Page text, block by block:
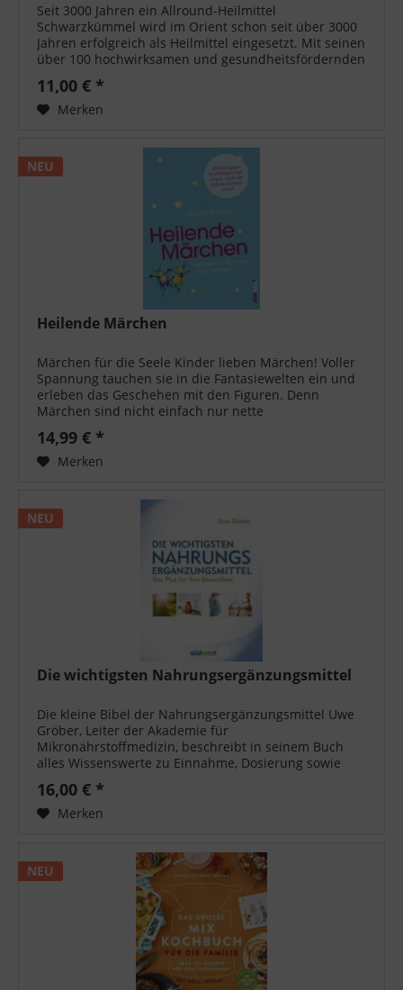
Seit 3000 Jahren ein Allround-Heilmittel
Schwarzkümmel wird im Orient schon seit über 3000
Jahren erfolgreich als Heilmittel eingesetzt. Mit seinen
über 100 hochwirksamen und gesundheitsfördernden
11,00 € *
Merken
NEU
Heilende Märchen
Märchen für die Seele Kinder lieben Märchen! Voller
Spannung tauchen sie in die Fantasiewelten ein und
erleben das Geschehen mit den Figuren. Denn
Märchen sind nicht einfach nur nette
Gutenachtgeschichten, es steckt viel mehr hinter
den...
14,99 € *
Merken
NEU
Die wichtigsten Nahrungsergänzungsmittel
Die kleine Bibel der Nahrungsergänzungsmittel Uwe
Gröber, Leiter der Akademie für
Mikronährstoffmedizin, beschreibt in seinem Buch
alles Wissenswerte zu Einnahme, Dosierung sowie
den Risiken und Nebenwirkungen der wichtigsten...
16,00 € *
Merken
NEU